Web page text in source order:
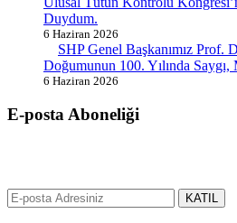
Duydum.
6 Haziran 2026
SHP Genel Başkanımız Prof.
Doğumunun 100. Yılında
6 Haziran 2026
E-posta Aboneliği
KATIL